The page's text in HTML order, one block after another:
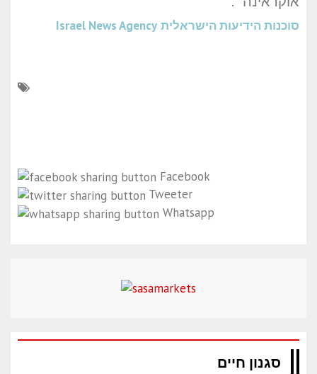
סוכנות הידיעות הישראלית Israel News Agency
Facebook
Tweeter
Whatsapp
סגנון חיים